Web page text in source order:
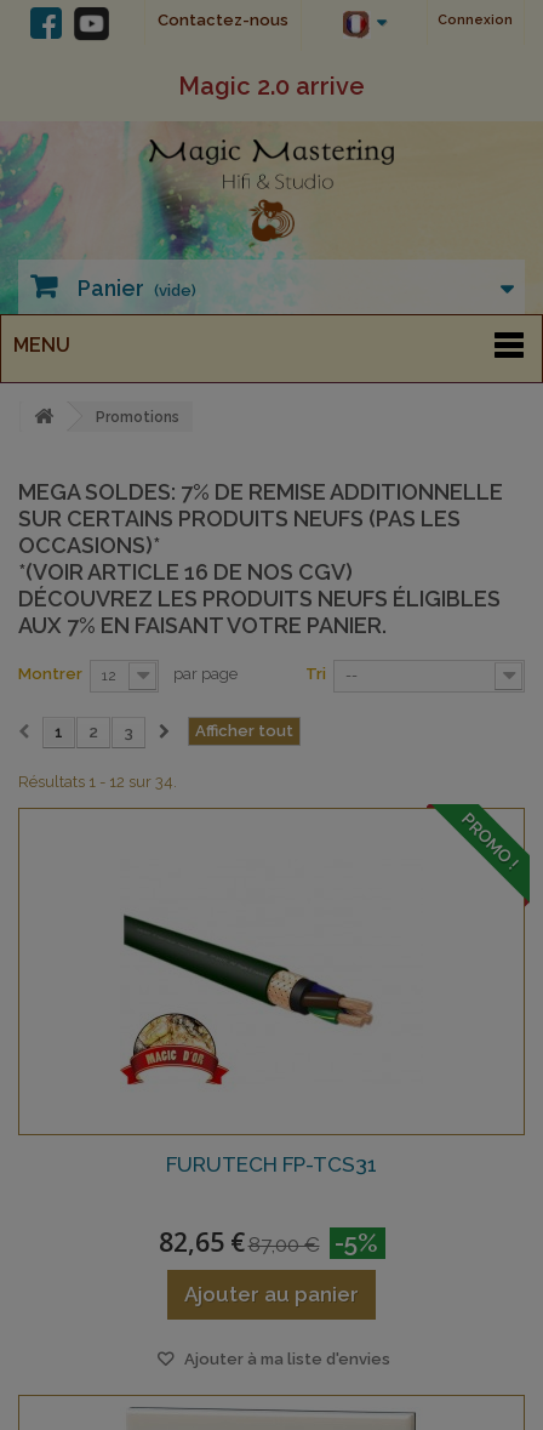
Connexion
Contactez-nous
Magic 2.0 arrive
Panier (vide)
MENU
Promotions
MEGA SOLDES: 7% DE REMISE ADDITIONNELLE
SUR CERTAINS PRODUITS NEUFS (PAS LES
OCCASIONS)*
*(VOIR ARTICLE 16 DE NOS CGV)
DÉCOUVREZ LES PRODUITS NEUFS ÉLIGIBLES
AUX 7% EN FAISANT VOTRE PANIER.
Tri --
Montrer 12 par page
Afficher tout
1 2 3
Résultats 1 - 12 sur 34.
PROMO !
FURUTECH FP-TCS31
82,65 €87,00 € -5%
Ajouter au panier
Ajouter à ma liste d'envies